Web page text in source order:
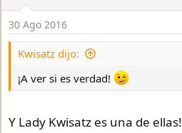
n
s
30 Ago 2016
Kwisatz dijo:
¡A ver si es verdad!
Y Lady Kwisatz es una de ellas!